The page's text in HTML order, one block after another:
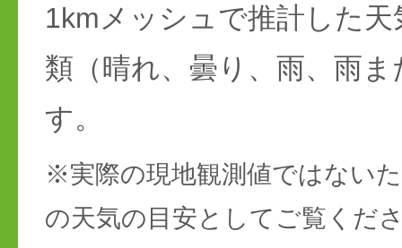
1kmメッシュで推計した
類（晴れ、曇り、雨、雨
す。
※実際の現地観測値ではない
の天気の目安としてご覧くだ